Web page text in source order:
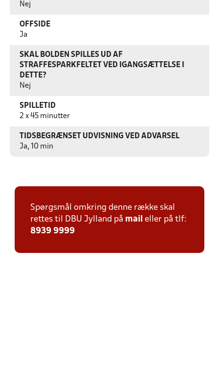
Nej
OFFSIDE
Ja
SKAL BOLDEN SPILLES UD AF
STRAFFESPARKFELTET VED IGANGSÆTTELSE I
DETTE?
Nej
SPILLETID
2 x 45 minutter
TIDSBEGRÆNSET UDVISNING VED ADVARSEL
Ja, 10 min
Spørgsmål omkring denne række skal
rettes til DBU Jylland på mail eller på tlf:
8939 9999